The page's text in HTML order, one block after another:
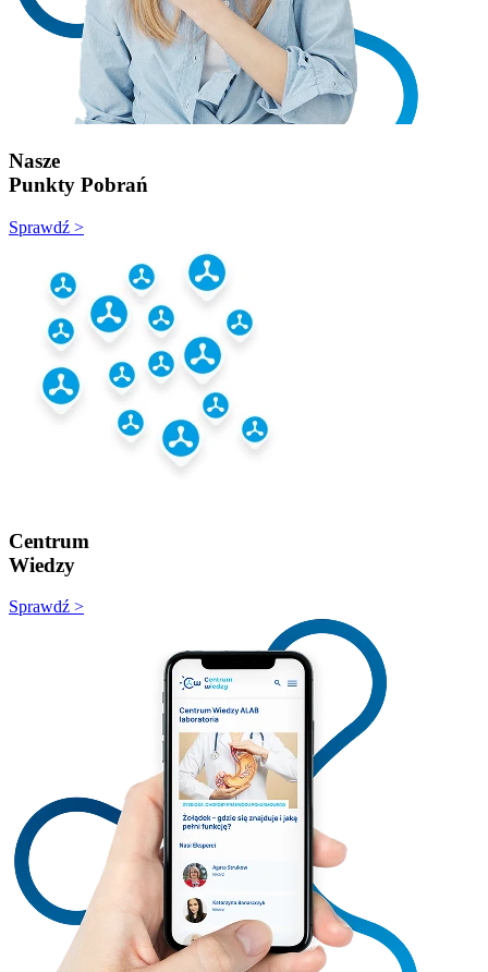
Nasze
Punkty Pobrań
Sprawdź >
Centrum
Wiedzy
Sprawdź >